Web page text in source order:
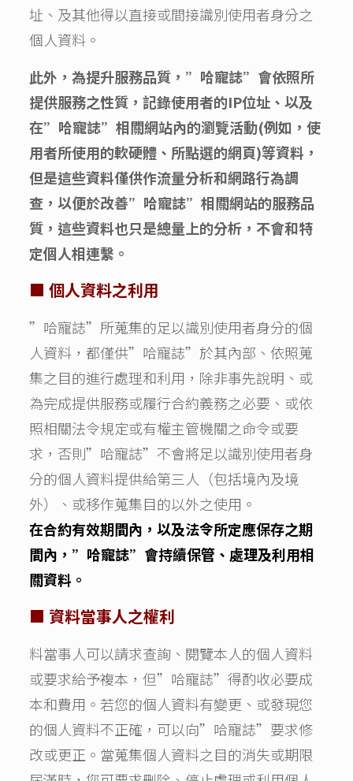
址、及其他得以直接或間接識別使用者身分之
個人資料。
此外，為提升服務品質，”哈寵誌”會依照所
提供服務之性質，記錄使用者的IP位址、以及
在”哈寵誌”相關網站內的瀏覽活動(例如，使
用者所使用的軟硬體、所點選的網頁)等資料，
但是這些資料僅供作流量分析和網路行為調
查，以便於改善”哈寵誌”相關網站的服務品
質，這些資料也只是總量上的分析，不會和特
定個人相連繫。
■ 個人資料之利用
”哈寵誌”所蒐集的足以識別使用者身分的個
人資料，都僅供”哈寵誌”於其內部、依照蒐
集之目的進行處理和利用，除非事先說明、或
為完成提供服務或履行合約義務之必要、或依
照相關法令規定或有權主管機關之命令或要
求，否則”哈寵誌”不會將足以識別使用者身
分的個人資料提供給第三人（包括境內及境
外）、或移作蒐集目的以外之使用。
在合約有效期間內，以及法令所定應保存之期
間內，”哈寵誌”會持續保管、處理及利用相
關資料。
■ 資料當事人之權利
料當事人可以請求查詢、閱覽本人的個人資料
或要求給予複本，但”哈寵誌”得酌收必要成
本和費用。若您的個人資料有變更、或發現您
的個人資料不正確，可以向”哈寵誌”要求修
改或更正。當蒐集個人資料之目的消失或期限